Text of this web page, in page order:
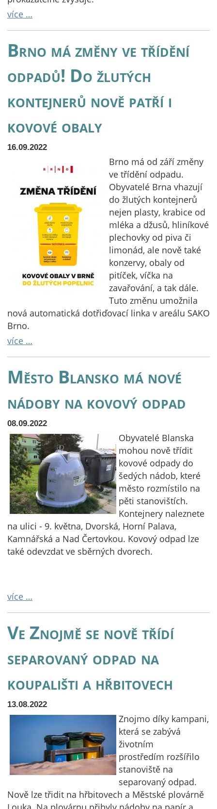
více …
Brno má změny ve třídění
odpadů! Do žlutých
kontejnerů nově patří i
kovové obaly
16.09.2022
Brno má od září změny
ve třídění odpadu.
Obyvatelé Brna vhazují
do žlutých kontejnerů
nejen plasty, krabice od
mléka a džusů, hliníkové
plechovky od piva či
limonád, ale nově také
konzervy, obaly od
pitíček, víčka na
zavařování, a tak dále.
Tuto změnu umožnila
nová automatická dotřiďovací linka v areálu SAKO
Brno.
více …
Město Blansko má nové
nádoby na kovový odpad
08.09.2022
Obyvatelé Blanska
mohou nově třídit
kovové odpady do
šedých nádob, které
město rozmístilo na
pěti stanovištích.
Kontejnery naleznete
na ulici - 9. května, Dvorská, Horní Palava,
Kamnářská a Nad Čertovkou. Kovový odpad lze
také odevzdat ve sběrných dvorech.
více …
Ve Znojmě se nově třídí
separovaný odpad na
koupališti a hřbitovech
13.08.2022
Znojmo díky kampani,
která se zabývá
životním
prostředím rozšířilo
stanoviště na
separovaný odpad.
Nově lze třidit na hřbitovech a Městské plovárně